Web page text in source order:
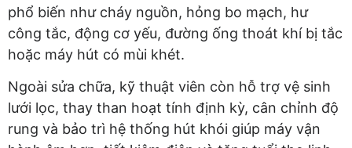
phổ biến như cháy nguồn, hỏng bo mạch, hư
công tắc, động cơ yếu, đường ống thoát khí bị tắc
hoặc máy hút có mùi khét.
Ngoài sửa chữa, kỹ thuật viên còn hỗ trợ vệ sinh
lưới lọc, thay than hoạt tính định kỳ, cân chỉnh độ
rung và bảo trì hệ thống hút khói giúp máy vận